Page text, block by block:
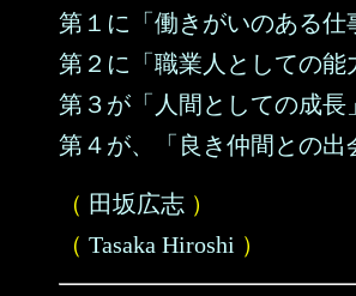
第１に「働きがいのある仕
第２に「職業人としての能
第３が「人間としての成長
第４が、「良き仲間との出
（ 田坂広志 ）
（ Tasaka Hiroshi ）